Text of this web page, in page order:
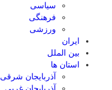
سیاسی
فرهنگی
ورزشی
ایران
بین الملل
استان ها
آذربایجان شرقی